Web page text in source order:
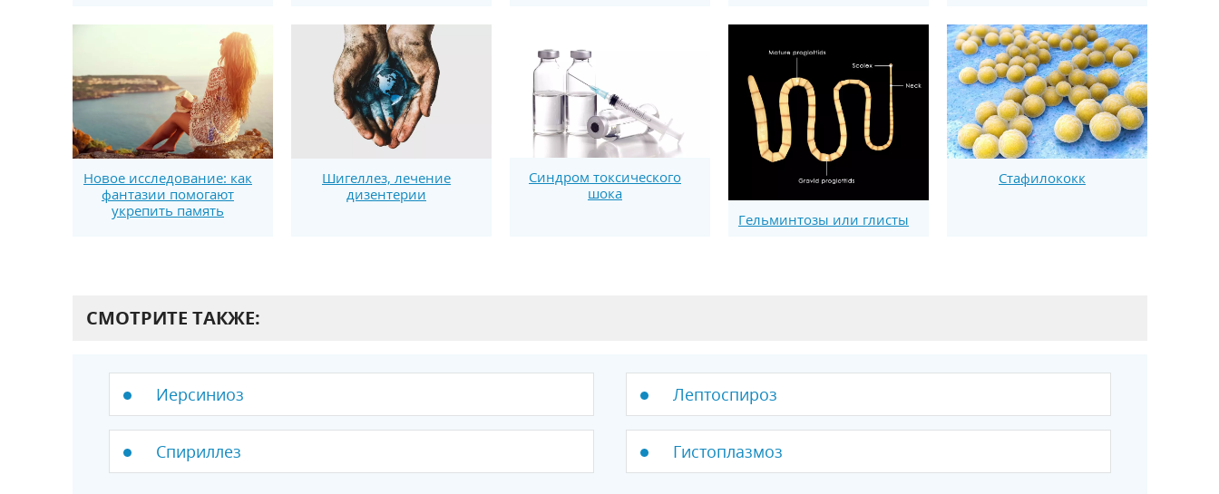
Новое исследование: как
фантазии помогают
укрепить память
Шигеллез, лечение
дизентерии
Синдром токсического
шока
Гельминтозы или глисты
Стафилококк
СМОТРИТЕ ТАКЖЕ:
Иерсиниоз Лептоспироз
Спириллез Гистоплазмоз